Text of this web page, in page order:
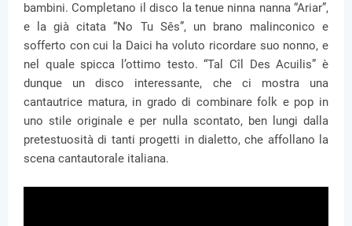
bambini. Completano il disco la tenue ninna nanna “Ariar”,
e la già citata “No Tu Sês”, un brano malinconico e
sofferto con cui la Daici ha voluto ricordare suo nonno, e
nel quale spicca l’ottimo testo. “Tal Cîl Des Acuilis” è
dunque un disco interessante, che ci mostra una
cantautrice matura, in grado di combinare folk e pop in
uno stile originale e per nulla scontato, ben lungi dalla
pretestuosità di tanti progetti in dialetto, che affollano la
scena cantautorale italiana.